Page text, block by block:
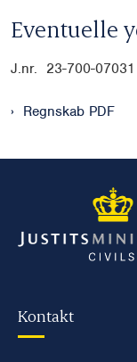
Eventuelle
J.nr. 23-700-07031
Regnskab PDF
Kontakt